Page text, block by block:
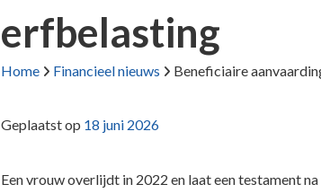
erfbelasting
Home Financieel nieuws Beneficiaire
Geplaatst op 18 juni 2026
Een vrouw overlijdt in 2022 en laat een testament